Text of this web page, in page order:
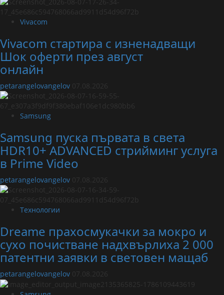
Vivacom
Vivacom стартира с изненадващи
Шок оферти през август
онлайн
petarangelovangelov 07.08.2026
Samsung
Samsung пуска първата в света
HDR10+ ADVANCED стрийминг услуга
в Prime Video
petarangelovangelov 07.08.2026
Технологии
Dreame прахосмукачки за мокро и
сухо почистване надхвърлиха 2 000
патентни заявки в световен мащаб
petarangelovangelov 07.08.2026